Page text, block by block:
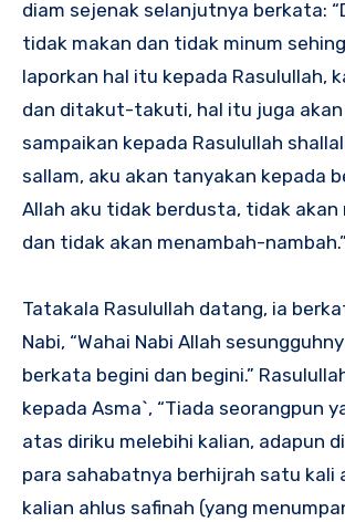
diam sejenak selanjutnya berkata:
tidak makan dan tidak minum
laporkan hal itu kepada Rasulullah,
dan ditakut-takuti, hal itu juga akan
sampaikan kepada Rasulullah
sallam, aku akan tanyakan kepada
Allah aku tidak berdusta, tidak akan
dan tidak akan menambah-nambah.”
Tatakala Rasulullah datang, ia
Nabi, “Wahai Nabi Allah
berkata begini dan begini.”
kepada Asma`, “Tiada seorangpun
atas diriku melebihi kalian, adapun
para sahabatnya berhijrah satu kali
kalian ahlus safinah (yang